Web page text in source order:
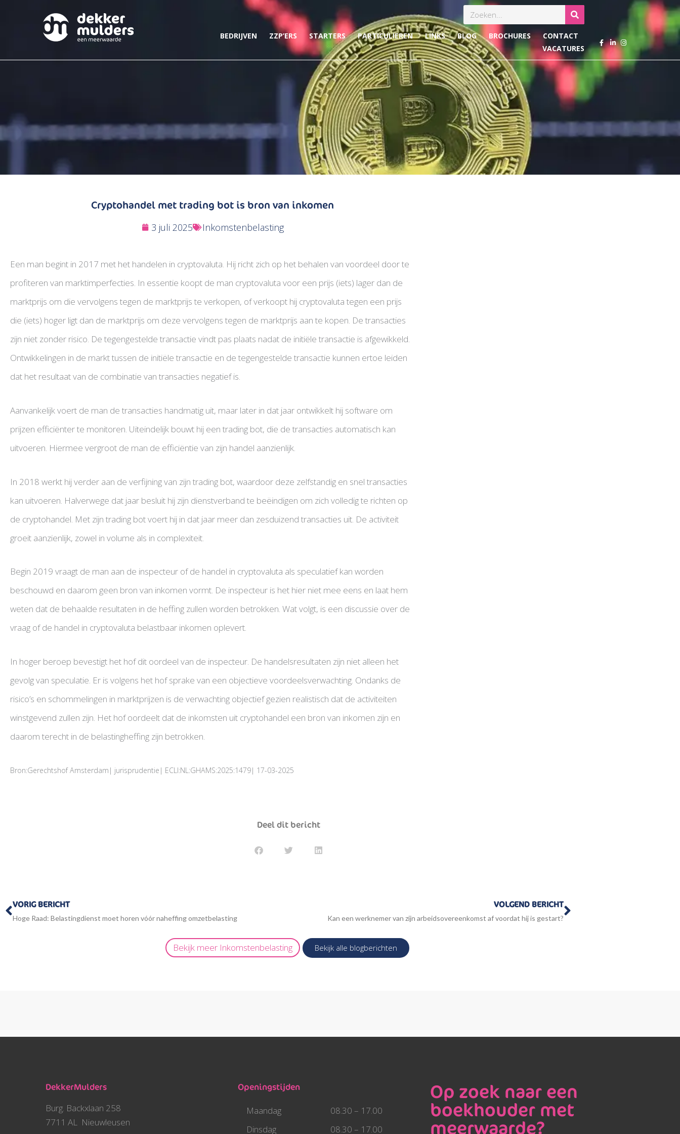
Zoeken
BEDRIJVEN ZZP’ERS STARTERS PARTICULIEREN LINKS BLOG BROCHURES
CONTACT
VACATURES
Cryptohandel met trading bot is bron van inkomen
3 juli 2025 Inkomstenbelasting
Een man begint in 2017 met het handelen in cryptovaluta. Hij richt zich op het behalen van voordeel door te
profiteren van marktimperfecties. In essentie koopt de man cryptovaluta voor een prijs (iets) lager dan de
marktprijs om die vervolgens tegen de marktprijs te verkopen, of verkoopt hij cryptovaluta tegen een prijs
die (iets) hoger ligt dan de marktprijs om deze vervolgens tegen de marktprijs aan te kopen. De transacties
zijn niet zonder risico. De tegengestelde transactie vindt pas plaats nadat de initiële transactie is afgewikkeld.
Ontwikkelingen in de markt tussen de initiële transactie en de tegengestelde transactie kunnen ertoe leiden
dat het resultaat van de combinatie van transacties negatief is.
Aanvankelijk voert de man de transacties handmatig uit, maar later in dat jaar ontwikkelt hij software om
prijzen efficiënter te monitoren. Uiteindelijk bouwt hij een trading bot, die de transacties automatisch kan
uitvoeren. Hiermee vergroot de man de efficiëntie van zijn handel aanzienlijk.
In 2018 werkt hij verder aan de verfijning van zijn trading bot, waardoor deze zelfstandig en snel transacties
kan uitvoeren. Halverwege dat jaar besluit hij zijn dienstverband te beëindigen om zich volledig te richten op
de cryptohandel. Met zijn trading bot voert hij in dat jaar meer dan zesduizend transacties uit. De activiteit
groeit aanzienlijk, zowel in volume als in complexiteit.
Begin 2019 vraagt de man aan de inspecteur of de handel in cryptovaluta als speculatief kan worden
beschouwd en daarom geen bron van inkomen vormt. De inspecteur is het hier niet mee eens en laat hem
weten dat de behaalde resultaten in de heffing zullen worden betrokken. Wat volgt, is een discussie over de
vraag of de handel in cryptovaluta belastbaar inkomen oplevert.
In hoger beroep bevestigt het hof dit oordeel van de inspecteur. De handelsresultaten zijn niet alleen het
gevolg van speculatie. Er is volgens het hof sprake van een objectieve voordeelsverwachting. Ondanks de
risico’s en schommelingen in marktprijzen is de verwachting objectief gezien realistisch dat de activiteiten
winstgevend zullen zijn. Het hof oordeelt dat de inkomsten uit cryptohandel een bron van inkomen zijn en
daarom terecht in de belastingheffing zijn betrokken.
Bron:Gerechtshof Amsterdam| jurisprudentie| ECLI:NL:GHAMS:2025:1479| 17-03-2025
Deel dit bericht
Vorige
VORIG BERICHT
Hoge Raad: Belastingdienst moet horen vóór naheffing omzetbelasting
VOLGEND BERICHT
Kan een werknemer van zijn arbeidsovereenkomst af voordat hij is gestart?
Volgende
Bekijk meer Inkomstenbelasting Bekijk alle blogberichten
DekkerMulders
Burg. Backxlaan 258
7711 AL Nieuwleusen
Openingstijden
Maandag
08.30 – 17.00
Dinsdag
08.30 – 17.00
Op zoek naar een
boekhouder met
meerwaarde?